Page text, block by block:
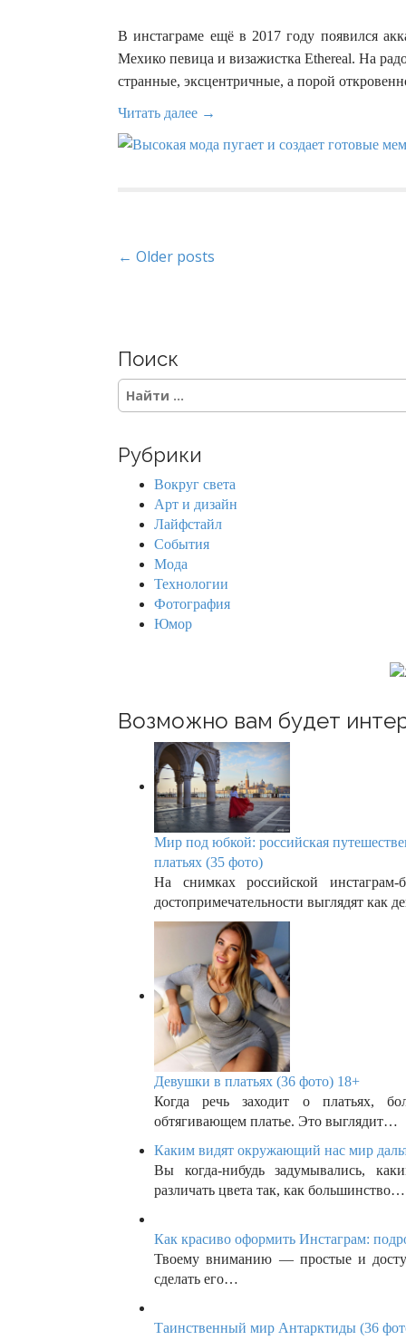
В инстаграме ещё в 2017 году появился
Мехико певица и визажистка Ethereal. На
странные, эксцентричные, а порой
Читать далее →
P
t
s
n
a
o
← Older posts
Поиск
S
e
c
Рубрики
Вокруг света
Арт и дизайн
Лайфстайл
События
Мода
Технологии
Фотография
Юмор
Возможно вам будет
Мир под юбкой: российская
платьях (35 фото)
На снимках российской
достопримечательности выглядят как
Девушки в платьях (36 фото) 18+
Когда речь заходит о платьях,
обтягивающем платье. Это выглядит…
Каким видят окружающий нас мир
Вы когда-нибудь задумывались,
различать цвета так, как большинство…
Как красиво оформить Инстаграм:
Твоему вниманию — простые и
сделать его…
Таинственный мир Антарктиды (36